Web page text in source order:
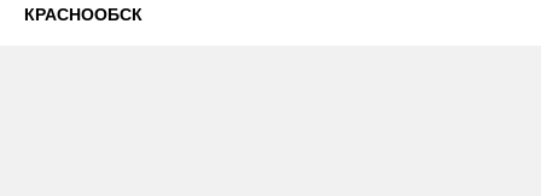
КРАСНООБСК